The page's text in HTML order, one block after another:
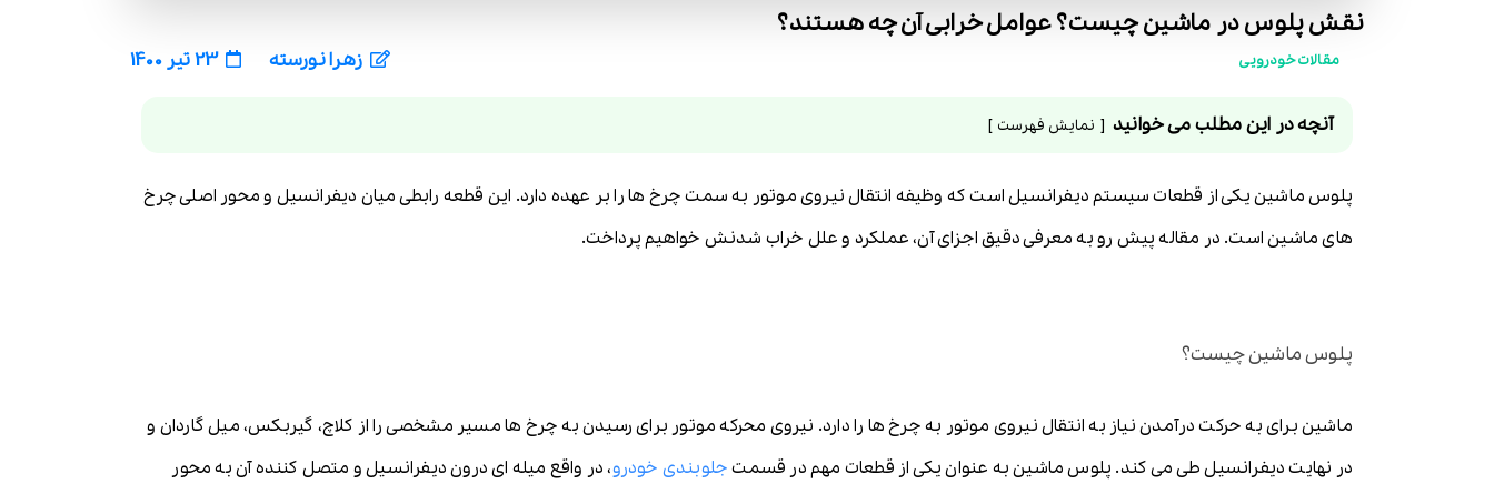
نقش پلوس در ماشین چیست؟ عوامل خرابی آن چه هستند؟
مقالات خودرویی زهرا نورسته 23 تیر 1400
آنچه در این مطلب می خوانید نمایش فهرست
پلوس ماشین یکی از قطعات سیستم دیفرانسیل است که وظیفه انتقال نیروی موتور به سمت چرخ ها را بر عهده دارد. این قطعه رابطی میان دیفرانسیل و محور اصلی چرخ
های ماشین است. در مقاله پیش رو به معرفی دقیق اجزای آن، عملکرد و علل خراب شدنش خواهیم پرداخت.
پلوس ماشین چیست؟
ماشین برای به حرکت درآمدن نیاز به انتقال نیروی موتور به چرخ ها را دارد. نیروی محرکه موتور برای رسیدن به چرخ ها مسیر مشخصی را از کلاچ، گیربکس، میل گاردان و
در نهایت دیفرانسیل طی می کند. پلوس ماشین به عنوان یکی از قطعات مهم در قسمتجلوبندی خودرو، در واقع میله ای درون دیفرانسیل و متصل کننده آن به محور